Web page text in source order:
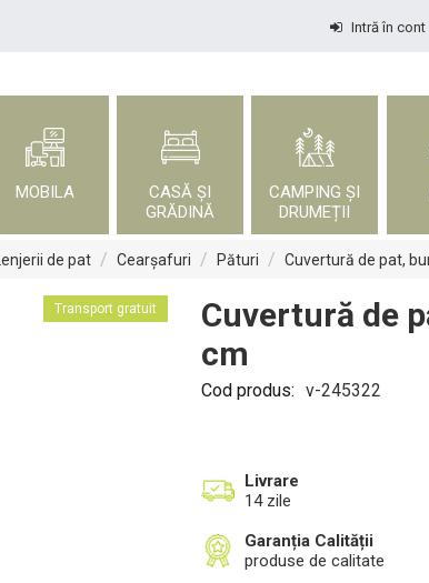
Intră în cont
MOBILA
CASĂ ȘI
GRĂDINĂ
CAMPING ȘI
DRUMEȚII
Lenjerii de pat / Cearșafuri / Pături / Cuvertură de pat,
Transport gratuit
Cuvertură de
cm
Cod produs: v-245322
Livrare
14 zile
Garanția Calității
produse de calitate